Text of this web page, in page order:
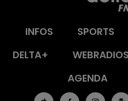
INFOS SPORTS
DELTA+
WEBRADIOS
AGENDA